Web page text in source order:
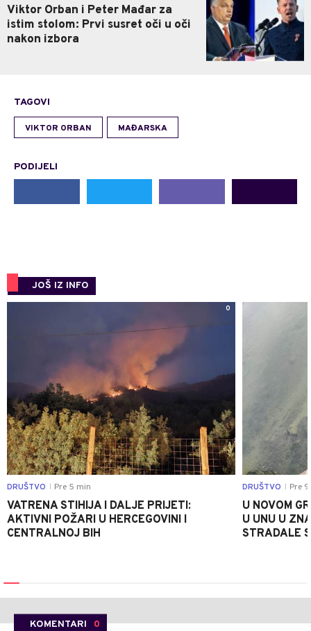
Viktor Orban i Peter Mađar za
istim stolom: Prvi susret oči u oči
nakon izbora
TAGOVI
VIKTOR ORBAN MAĐARSKA
PODIJELI
JOŠ IZ INFO
0
DRUŠTVO Pre 5 min
VATRENA STIHIJA I DALJE PRIJETI:
AKTIVNI POŽARI U HERCEGOVINI I
CENTRALNOJ BIH
DRUŠTVO Pre
U NOVOM
U UNU U
STRADALE
KOMENTARI 0